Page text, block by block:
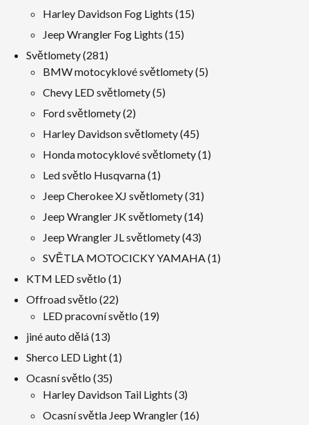
produkty
Harley Davidson Fog Lights 1515
Jeep Wrangler Fog Lights 1515
Světlomety 281281
produkty
BMW motocyklové světlomety 55
Chevy LED světlomety 55
Ford světlomety 22
produkty
Harley Davidson světlomety 4545
produkty
Honda motocyklové světlomety 11
Led světlo Husqvarna 11
produkt
Jeep Cherokee XJ světlomety 3131
produkty
Jeep Wrangler JK světlomety 1414
produkty
Jeep Wrangler JL světlomety 4343
produkty
SVĚTLA MOTOCICKY YAMAHA 11
KTM LED světlo 11
produkt
Offroad světlo 2222
produkty
LED pracovní světlo 1919
jiné auto dělá 1313
produkty
Sherco LED Light 11
Ocasní světlo 3535
produkty
Harley Davidson Tail Lights 33
produkty
Ocasní světla Jeep Wrangler 1616